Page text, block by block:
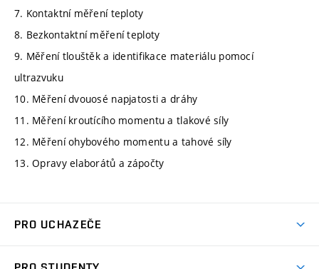
7. Kontaktní měření teploty
8. Bezkontaktní měření teploty
9. Měření tlouštěk a identifikace materiálu pomocí
ultrazvuku
10. Měření dvouosé napjatosti a dráhy
11. Měření kroutícího momentu a tlakové síly
12. Měření ohybového momentu a tahové síly
13. Opravy elaborátů a zápočty
PRO UCHAZEČE